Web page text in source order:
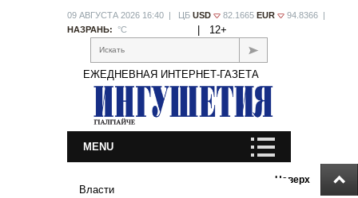
Наверх
09 АВГУСТА 2026 16:40 | ЦБ USD 82.1665 EUR
94.8366 |
НАЗРАНЬ: °С 12+
Искать
ЕЖЕДНЕВНАЯ ИНТЕРНЕТ-ГАЗЕТА
MENU
Власти